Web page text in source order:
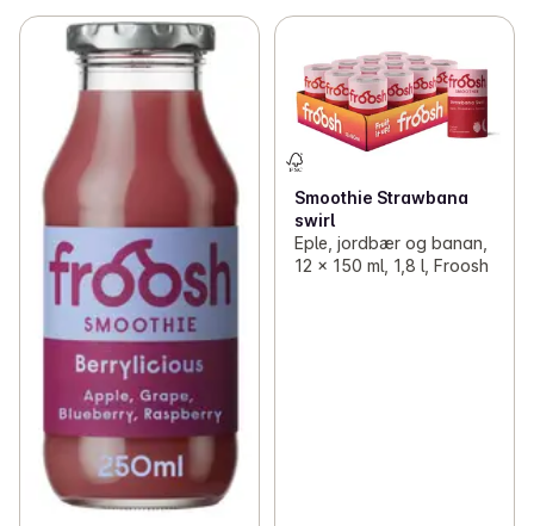
Smoothie Strawbana
swirl
Eple, jordbær og banan,
12 x 150 ml, 1,8 l, Froosh